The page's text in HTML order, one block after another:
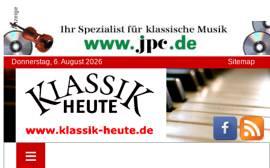
Anzeige
Donnerstag, 6. August 2026 Sitemap
≡
≡